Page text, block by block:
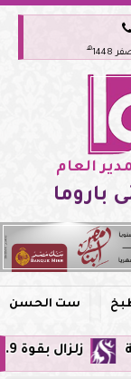
هـ
العام
باروما
ست الحسن
بقوة 5.9 ريختر يشعر به سكان القاهرة وعدة محافظات.. مركزه شرق البحر المتوسط